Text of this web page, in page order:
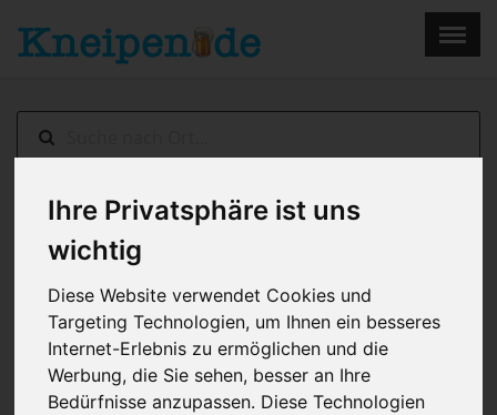
Ihre Privatsphäre ist uns
wichtig
Diese Website verwendet Cookies und
Targeting Technologien, um Ihnen ein besseres
Internet-Erlebnis zu ermöglichen und die
Werbung, die Sie sehen, besser an Ihre
Bedürfnisse anzupassen. Diese Technologien
Duisburg > Backtorei
Menu ×